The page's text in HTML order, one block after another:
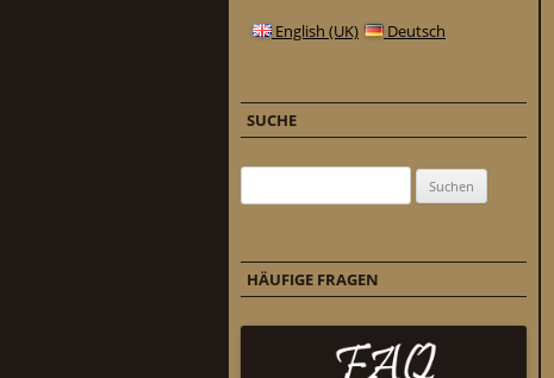
English (UK) Deutsch
SUCHE
HÄUFIGE FRAGEN